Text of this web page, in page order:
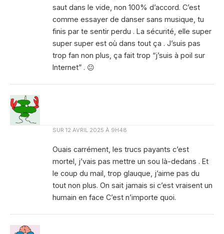
saut dans le vide, non 100% d’accord. C’est
comme essayer de danser sans musique, tu
finis par te sentir perdu . La sécurité, elle super
super super est où dans tout ça . J’suis pas
trop fan non plus, ça fait trop “j’suis à poil sur
Internet” . 😐
SUR 12 AVRIL 2025 À 9H48
Ouais carrément, les trucs payants c’est
mortel, j’vais pas mettre un sou là-dedans . Et
le coup du mail, trop glauque, j’aime pas du
tout non plus. On sait jamais si c’est vraisent un
humain en face C’est n’importe quoi.